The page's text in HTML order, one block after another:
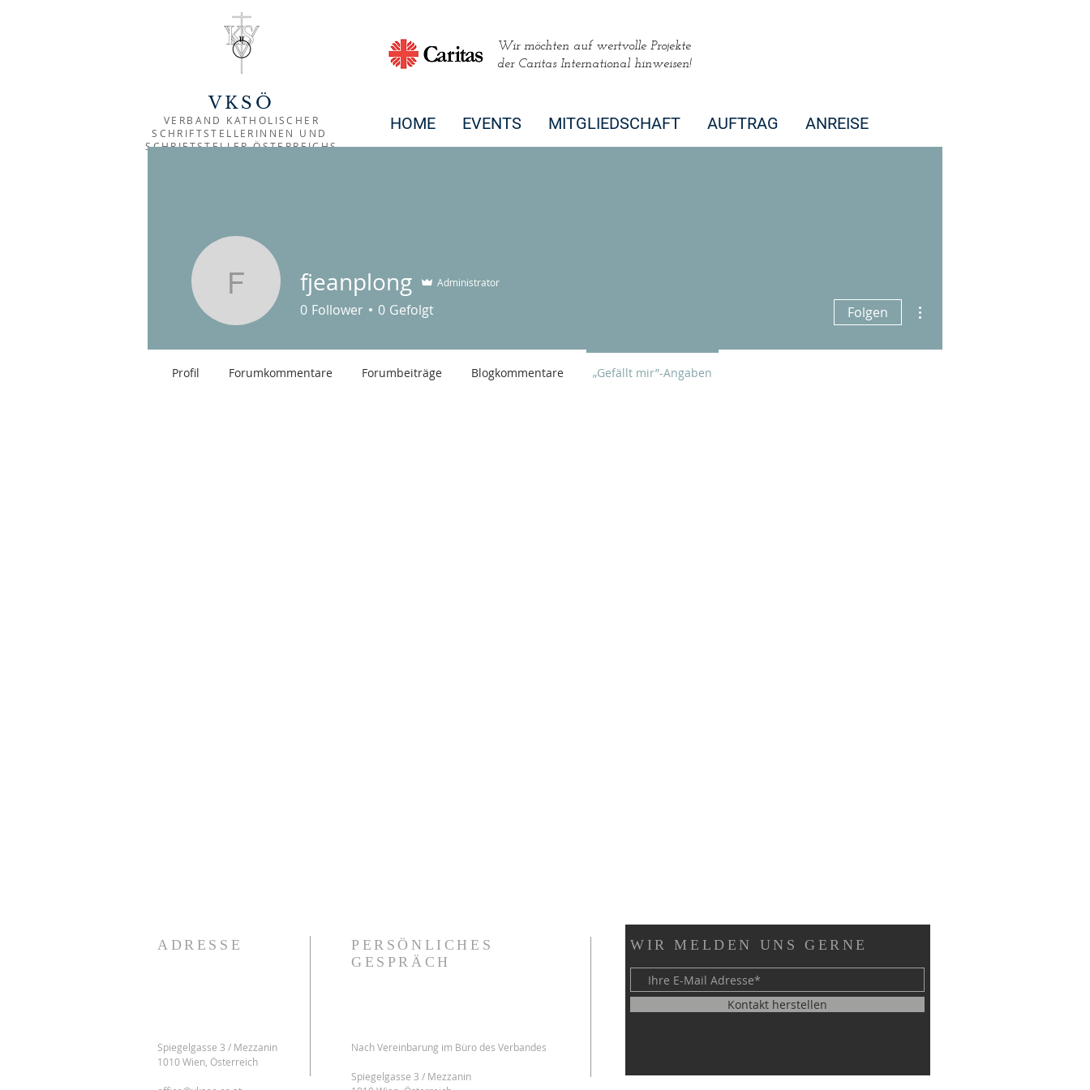
VKSÖ
VERBAND KATHOLISCHER
SCHRIFTSTELLER INNEN UND
SCHRIFTSTELLER ÖSTERREICHS
Wir möchten auf wertvolle Projekte
der Caritas International hinweisen!
ANREISE
AUFTRAG
MITGLIEDSCHAFT
EVENTS
HOME
fjeanplong
fjeanplong Administrator
0 Follower 0 Gefolgt Folgen
Profil Forumkommentare Forumbeiträge Blogkommentare „Gefällt mir”-Angaben
ADRESSE
Spiegelgasse 3 / Mezzanin
1010 Wien, Österreich
PERSÖNLICHES
GESPRÄCH
Nach Vereinbarung im Büro des Verbandes
Spiegelgasse 3 / Mezzanin
WIR MELDEN UNS GERNE
Kontakt herstellen